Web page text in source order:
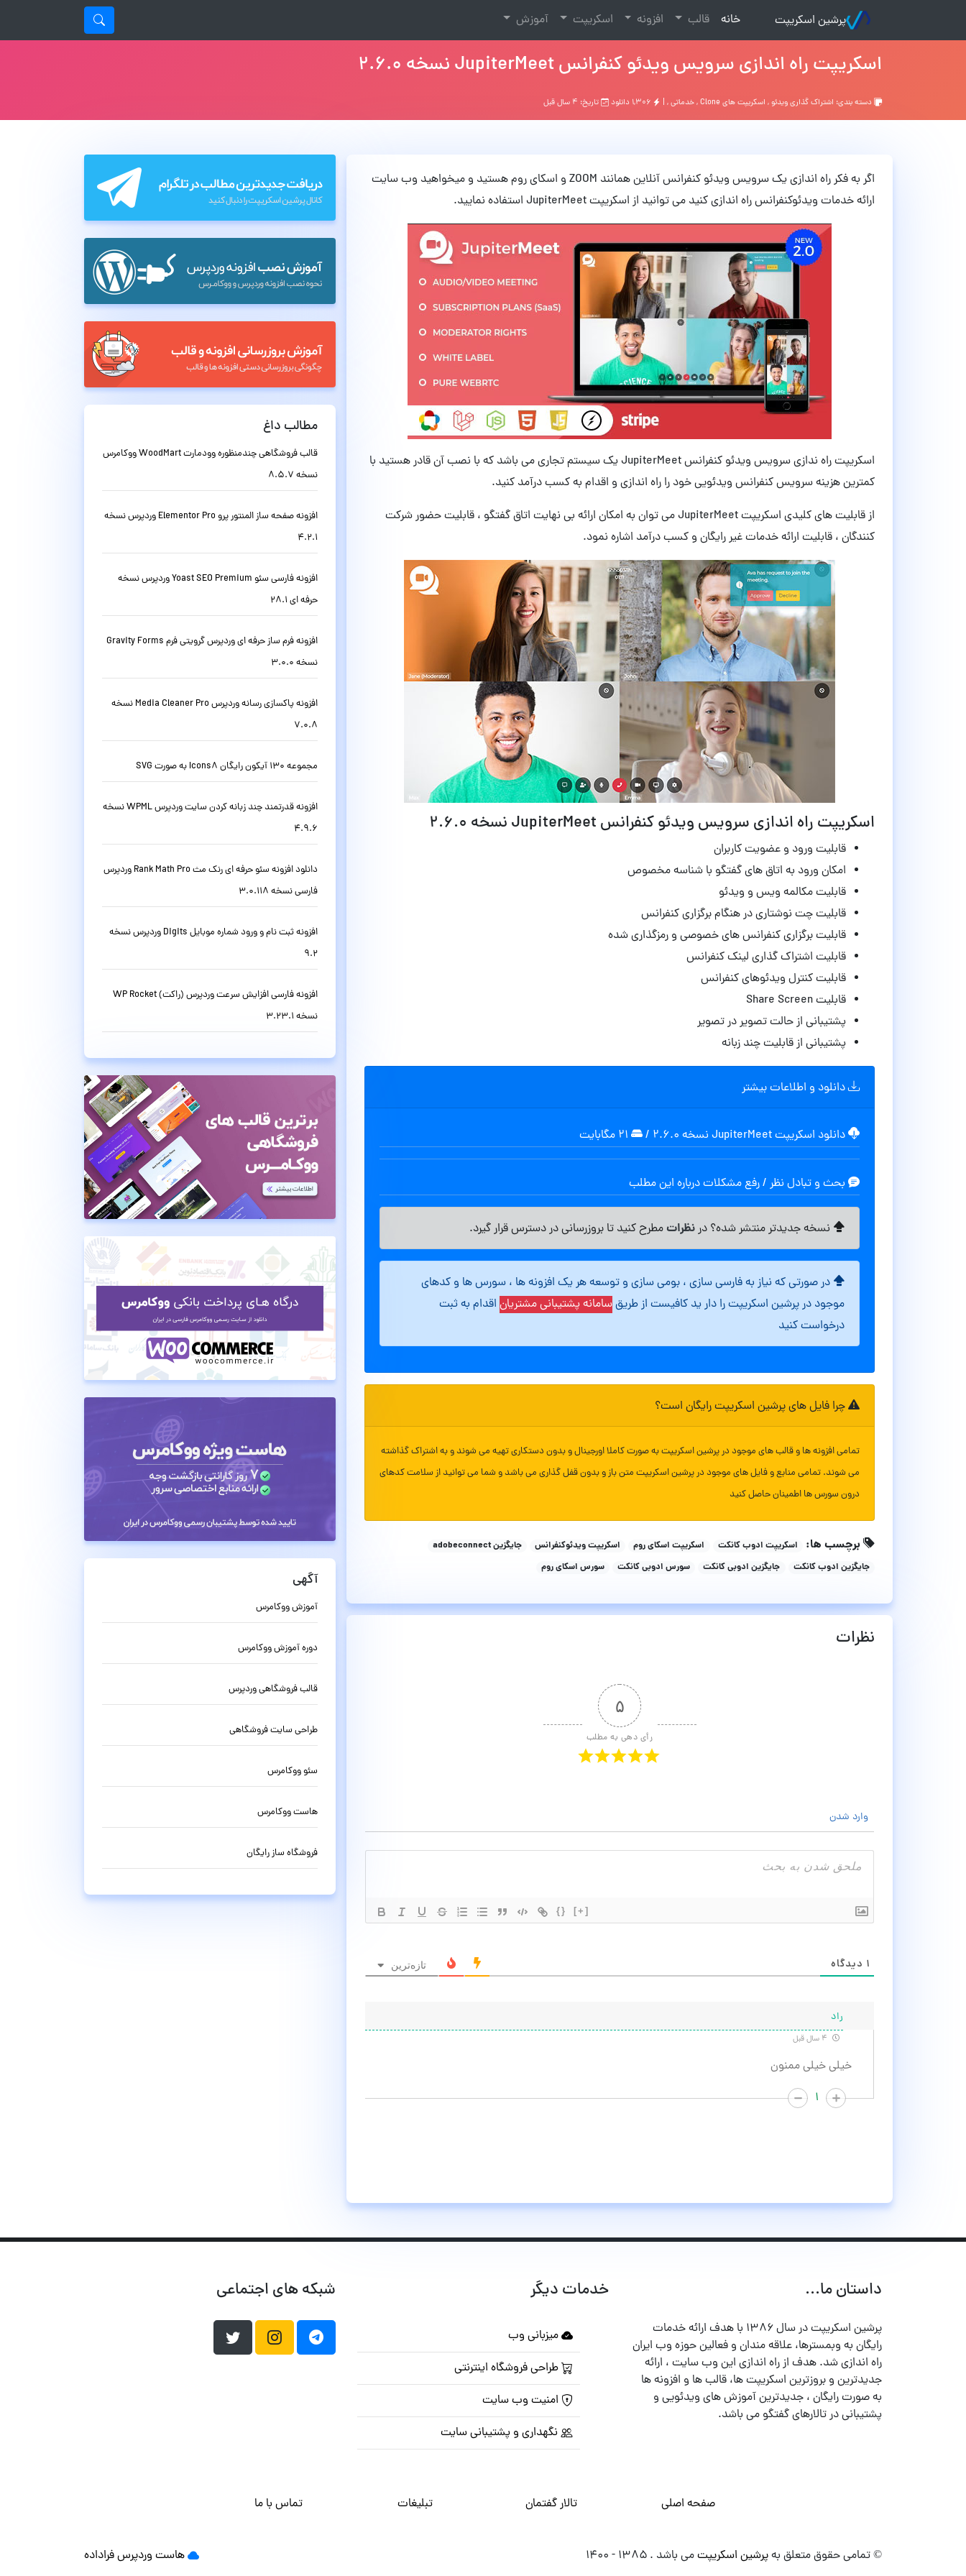
پرشین اسکریپت خانه
(current) قالب افزونه اسکریپت آموزش
اسکریپت راه اندازی سرویس ویدئو کنفرانس JupiterMeet نسخه 2.6.0
دسته بندی: اشتراک گذاری ویدئو, اسکریپت های Clone ,خدماتی, | تاریخ: ۴ سال قبل
اگر به فکر راه اندازی یک سرویس ویدئو کنفرانس آنلاین همانند ZOOM و اسکای روم هستید و میخواهید وب سایت
ارائه خدمات ویدئوکنفرانس راه اندازی کنید می توانید از اسکریپت JupiterMeet استفاده نمایید.
اسکریپت راه ندازی سرویس ویدئو کنفرانس JupiterMeet یک سیستم تجاری می باشد که با نصب آن قادر هستید با
کمترین هزینه سرویس کنفرانس ویدئویی خود را راه اندازی و اقدام به کسب درآمد کنید.
از قابلیت های کلیدی اسکریپت JupiterMeet می توان به امکان ارائه بی نهایت اتاق گفتگو ، قابلیت حضور شرکت
کنندگان ، قابلیت ارائه خدمات غیر رایگان و کسب درآمد اشاره نمود.
اسکریپت راه اندازی سرویس ویدئو کنفرانس JupiterMeet نسخه 2.6.0
قابلیت ورود و عضویت کاربران
امکان ورود به اتاق های گفتگو با شناسه مخصوص
قابلیت مکالمه ویس و ویدئو
قابلیت چت نوشتاری در هنگام برگزاری کنفرانس
قابلیت برگزاری کنفرانس های خصوصی و رمزگذاری شده
قابلیت اشتراک گذاری لینک کنفرانس
قابلیت کنترل ویدئوهای کنفرانس
قابلیت Share Screen
پشتیبانی از حالت تصویر در تصویر
پشتیبانی از قابلیت چند زبانه
دانلود و اطلاعات بیشتر
دانلود اسکریپت JupiterMeet نسخه 2.6.0 /
بحث و تبادل نظر / رفع مشکلات درباره این مطلب
نسخه جدیدتر منتشر شده؟ درنظراتمطرح کنید تا بروزرسانی در دسترس قرار گیرد.
در صورتی که نیاز به فارسی سازی ، بومی سازی و توسعه هر یک افزونه ها ، سورس ها و کدهای
موجود در پرشین اسکریپت را دار ید کافیست از طریقسامانه پشتیبانی مشتریان اقدام به ثبت
درخواست کنید
چرا فایل های پرشین اسکریپت رایگان است؟
تمامی افزونه ها و قالب های موجود در پرشین اسکریپت به صورت کاملا اورجینال و بدون دستکاری تهیه می شوند و به اشتراک گذاشته
می شوند. تمامی منابع و فایل های موجود در پرشین اسکریپت متن باز و بدون قفل گذاری می باشد و شما می توانید از سلامت کدهای
درون سورس ها اطمینان حاصل کنید
برچسب ها: اسکریپت ادوب کانکت اسکریپت اسکای روم اسکریپت ویدئوکنفرانس
جایگزین adobeconnect
جایگزین ادوب کانکت
جایگزین ادوبی کانکت سورس ادوبی کانکت سورس اسکای روم
نظرات
۵
رأی دهی به مطلب
وارد شدن
{} [+]
۱ دیدگاه تازه‌ترین
راد
خيلى خيلى ممنون
۱
مطالب داغ
قالب فروشگاهی چندمنظوره وودمارت WoodMart ووکامرس
نسخه 8.5.7
افزونه صفحه ساز المنتور پرو Elementor Pro وردپرس نسخه
4.2.1
افزونه فارسی سئو Yoast SEO Premium وردپرس نسخه
حرفه ای 28.1
افزونه فرم ساز حرفه ای وردپرس گرویتی فرم Gravity Forms
نسخه 3.0.0
افزونه پاکسازی رسانه وردپرس Media Cleaner Pro نسخه
7.0.8
مجموعه 130 آیکون رایگان Icons8 به صورت SVG
افزونه قدرتمند چند زبانه کردن سایت وردپرس WPML نسخه
4.9.6
دانلود افزونه سئو حرفه ای رنک مث Rank Math Pro وردپرس
فارسی نسخه 3.0.118
افزونه ثبت نام و ورود شماره موبایل Digits وردپرس نسخه
9.2
افزونه فارسی افزایش سرعت وردپرس (راکت) WP Rocket
نسخه 3.23.1
آگهی
آموزش ووکامرس
دوره آموزش ووکامرس
قالب فروشگاهی وردپرس
طراحی سایت فروشگاهی
سئو ووکامرس
هاست ووکامرس
فروشگاه ساز رایگان
داستان ما...
پرشین اسکریپت در سال ۱۳۸۶ با هدف ارائه خدمات
رایگان به وبمسترها، علاقه مندان و فعالین حوزه وب ایران
راه اندازی شد. هدف از راه اندازی این وب سایت ، ارائه
جدیدترین و بروزترین اسکریپت ها، قالب ها و افزونه ها
به صورت رایگان ، جدیدترین آموزش های ویدئویی و
پشتیبانی در تالارهای گفتگو می باشد.
خدمات دیگر
میزبانی وب
طراحی فروشگاه اینترنتی
امنیت وب سایت
نگهداری و پشتیبانی سایت
شبکه های اجتماعی
صفحه اصلی تالار گفتمان تبلیغات تماس با ما
© تمامی حقوق متعلق بهپرشین اسکریپتمی باشد . ۱۳۸۵ - ۱۴۰۰ هاست وردپرسفراداده